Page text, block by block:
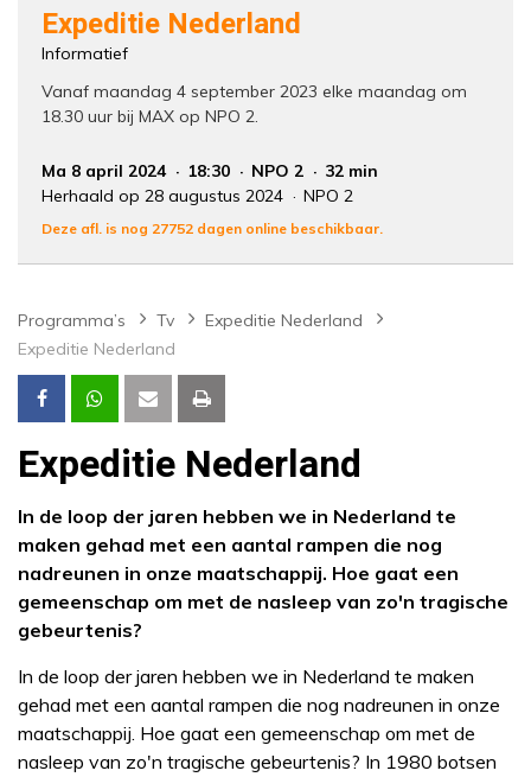
Expeditie Nederland
Informatief
Vanaf maandag 4 september 2023 elke maandag om
18.30 uur bij MAX op NPO 2.
Ma 8 april 2024 18:30 NPO 2
32 min
Herhaald op 28 augustus 2024
NPO 2
Deze afl. is nog 27752 dagen online beschikbaar.
Programma’s Tv
Expeditie Nederland
Expeditie Nederland
Expeditie Nederland
In de loop der jaren hebben we in Nederland te
maken gehad met een aantal rampen die nog
nadreunen in onze maatschappij. Hoe gaat een
gemeenschap om met de nasleep van zo'n tragische
gebeurtenis?
In de loop der jaren hebben we in Nederland te maken
gehad met een aantal rampen die nog nadreunen in onze
maatschappij. Hoe gaat een gemeenschap om met de
nasleep van zo'n tragische gebeurtenis? In 1980 botsen